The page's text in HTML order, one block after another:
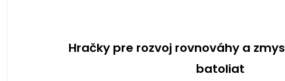
Hračky pre rozvoj rovnováhy a
batoliat